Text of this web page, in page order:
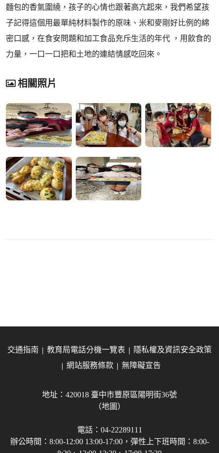
麵包的香氣圍繞，孩子的心情也跟著高亢起來，我們希望孩
子記得這個用最單純材料製作的原味、米和麥剛好比例的綿
密口感，在食安問題和加工食品充斥生活的年代 ，用飲食的
力量，一口一口把和土地的連結情感吃回來。
相關照片
交通指南 教育局電話分機一覽表
隱私權及資訊安全政策
網站服務條款
無障礙宣告
地址：420018 臺中市豐原區陽明街36號
（地圖）
電話：04-22289111
辦公時間：8:00-12:00 13:00-17:00，彈性上下班時間：8:00-